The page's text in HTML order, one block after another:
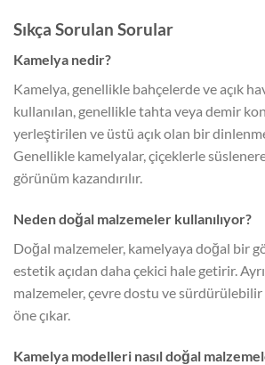
Sıkça Sorulan Sorular
Kamelya nedir?
Kamelya, genellikle bahçelerde ve açık
kullanılan, genellikle tahta veya demir
yerleştirilen ve üstü açık olan bir
Genellikle kamelyalar, çiçeklerle
görünüm kazandırılır.
Neden doğal malzemeler kullanılıyor?
Doğal malzemeler, kamelyaya doğal bir
estetik açıdan daha çekici hale getirir.
malzemeler, çevre dostu ve
öne çıkar.
Kamelya modelleri nasıl doğal